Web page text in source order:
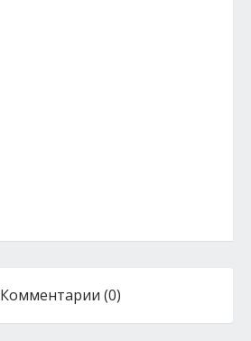
Комментарии (0)